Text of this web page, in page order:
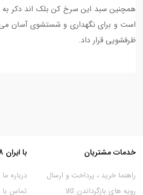
همچنین سبد این سرخ کن بلک اند دکر
است و برای نگهداری و شستشوی آسان می
ظرفشویی قرار داد.
خدمات مشتریان
راهنما خرید ، پرداخت و ارسال
رویه های بازگرداندن کالا
با ایران 58
درباره ما
تماس با